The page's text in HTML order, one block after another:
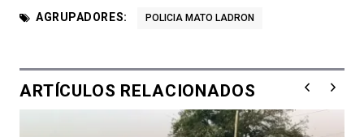
AGRUPADORES: POLICIA MATO LADRON
ARTÍCULOS RELACIONADOS